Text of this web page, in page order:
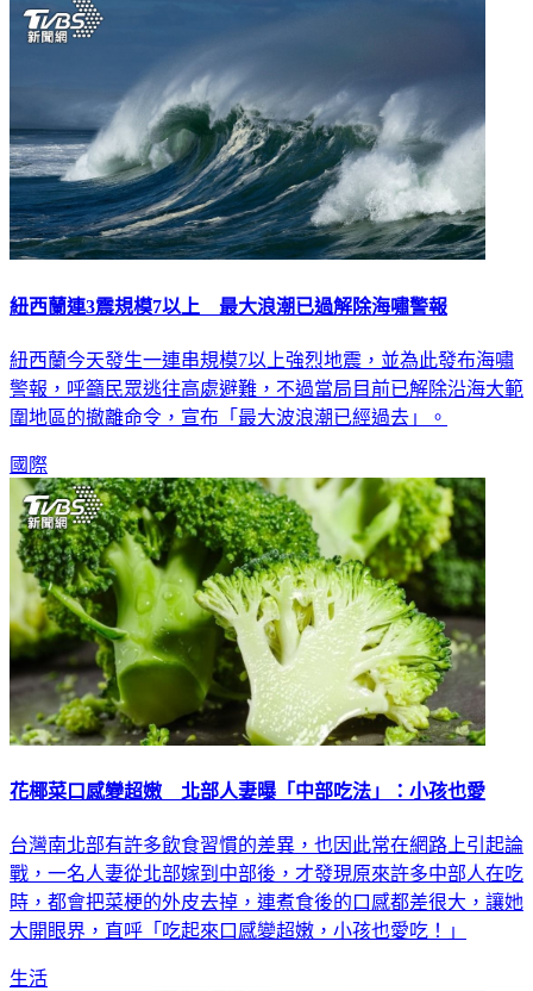
紐西蘭連3震規模7以上 最大浪潮已過解除海嘯警報
紐西蘭今天發生一連串規模7以上強烈地震，並為此發布海嘯
警報，呼籲民眾逃往高處避難，不過當局目前已解除沿海大範
圍地區的撤離命令，宣布「最大波浪潮已經過去」。
國際
花椰菜口感變超嫩 北部人妻曝「中部吃法」：小孩也愛
台灣南北部有許多飲食習慣的差異，也因此常在網路上引起論
戰，一名人妻從北部嫁到中部後，才發現原來許多中部人在吃
時，都會把菜梗的外皮去掉，連煮食後的口感都差很大，讓她
大開眼界，直呼「吃起來口感變超嫩，小孩也愛吃！」
生活